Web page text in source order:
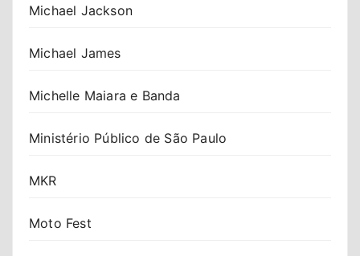
Michael Jackson
Michael James
Michelle Maiara e Banda
Ministério Público de São Paulo
MKR
Moto Fest